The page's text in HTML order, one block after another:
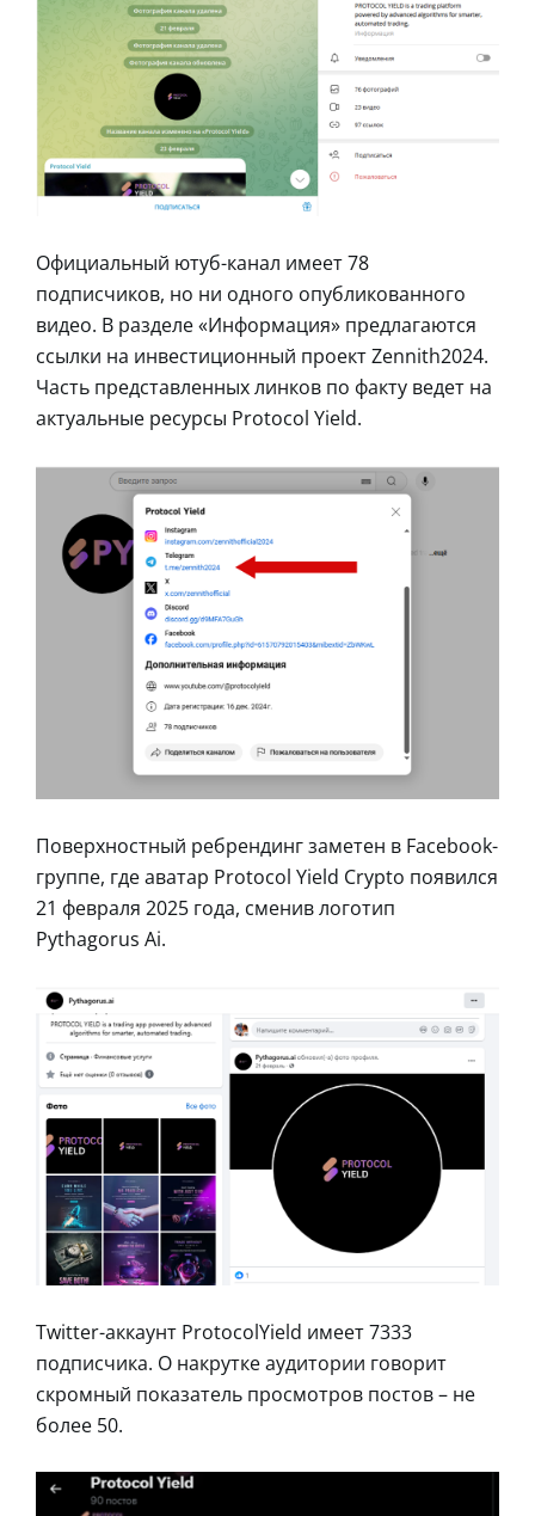
Официальный ютуб-канал имеет 78
подписчиков, но ни одного опубликованного
видео. В разделе «Информация» предлагаются
ссылки на инвестиционный проект Zennith2024.
Часть представленных линков по факту ведет на
актуальные ресурсы Protocol Yield.
Поверхностный ребрендинг заметен в Facebook-
группе, где аватар Protocol Yield Crypto появился
21 февраля 2025 года, сменив логотип
Pythagorus Ai.
Twitter-аккаунт ProtocolYield имеет 7333
подписчика. О накрутке аудитории говорит
скромный показатель просмотров постов – не
более 50.